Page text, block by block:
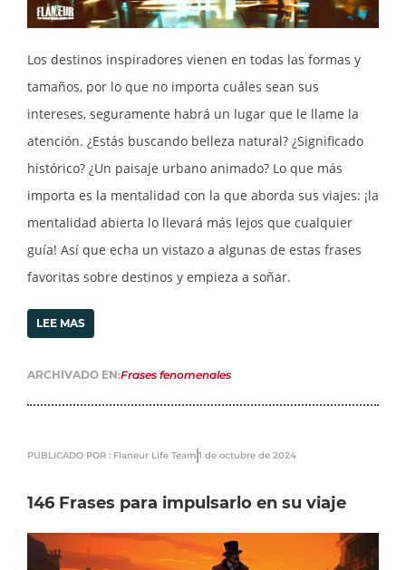
Los destinos inspiradores vienen en todas las formas y
tamaños, por lo que no importa cuáles sean sus
intereses, seguramente habrá un lugar que le llame la
atención. ¿Estás buscando belleza natural? ¿Significado
histórico? ¿Un paisaje urbano animado? Lo que más
importa es la mentalidad con la que aborda sus viajes: ¡la
mentalidad abierta lo llevará más lejos que cualquier
guía! Así que echa un vistazo a algunas de estas frases
favoritas sobre destinos y empieza a soñar.
LEE MAS
ARCHIVADO EN:Frases fenomenales
PUBLICADO POR : Flaneur Life Team 1 de octubre de 2024
146 Frases para impulsarlo en su viaje